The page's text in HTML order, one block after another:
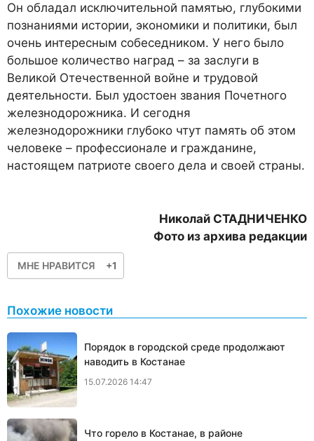
Он обладал исключительной памятью, глубокими
познания­ми истории, экономики и поли­тики, был
очень интересным со­беседником. У него было
боль­шое количество наград – за за­слуги в
Великой Отечественной войне и трудовой
деятельности. Был удостоен звания Почетно­го
железнодорожника. И сегод­ня
железнодорожники глубоко чтут память об этом
человеке – профессионале и граждани­не,
настоящем патриоте своего дела и своей страны.
Николай СТАДНИЧЕНКО
Фото из архива редакции
МНЕ НРАВИТСЯ +1
Похожие новости
Порядок в городской среде продолжают
наводить в Костанае
15.07.2026 14:47
Что горело в Костанае, в районе